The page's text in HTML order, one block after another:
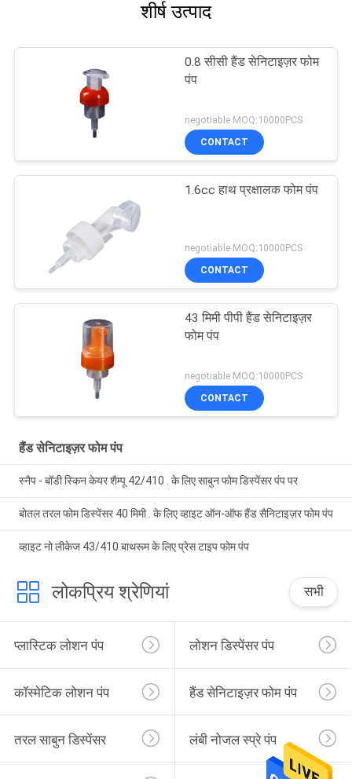
शीर्ष उत्पाद
0.8 सीसी हैंड सेनिटाइज़र फोम
पंप
negotiable MOQ:10000PCS
CONTACT
1.6cc हाथ प्रक्षालक फोम पंप
negotiable MOQ:10000PCS
CONTACT
43 मिमी पीपी हैंड सेनिटाइज़र
फोम पंप
negotiable MOQ:10000PCS
CONTACT
हैंड सेनिटाइज़र फोम पंप
स्नैप - बॉडी स्किन केयर शैम्पू 42/410 . के लिए साबुन फोम डिस्पेंसर पंप पर
बोतल तरल फोम डिस्पेंसर 40 मिमी . के लिए व्हाइट ऑन-ऑफ हैंड सैनिटाइज़र फोम पंप
व्हाइट नो लीकेज 43/410 बाथरूम के लिए प्रेस टाइप फोम पंप
लोकप्रिय श्रेणियां सभी
प्लास्टिक लोशन पंप लोशन डिस्पेंसर पंप
कॉस्मेटिक लोशन पंप हैंड सेनिटाइज़र फोम पंप
तरल साबुन डिस्पेंसर लंबी नोजल स्प्रे पंप